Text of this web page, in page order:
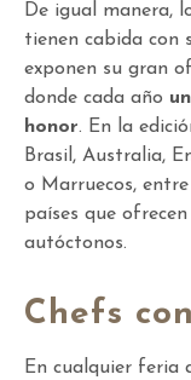
De igual manera,
tienen cabida con
exponen su gran
donde cada año
honor. En la
Brasil, Australia,
o Marruecos,
países que
autóctonos.
Chefs
En cualquier feria